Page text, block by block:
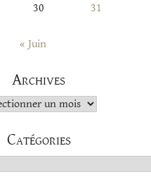
30 31
« Juin
Archives
Catégories